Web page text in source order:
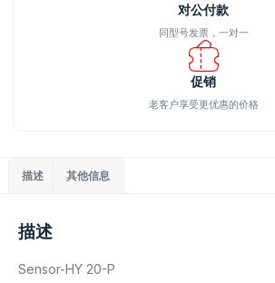
对公付款
同型号发票，一对一
促销
老客户享受更优惠的价格
描述 其他信息
描述
Sensor-HY 20-P